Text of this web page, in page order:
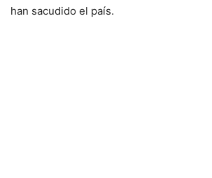
han sacudido el país.